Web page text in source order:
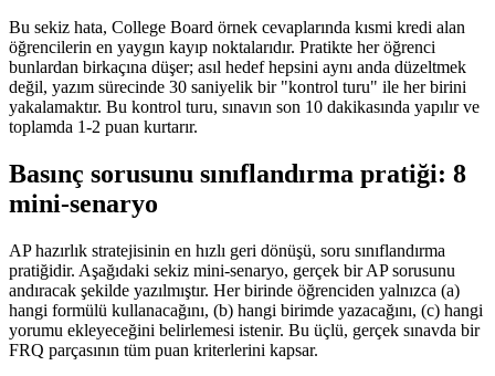
Bu sekiz hata, College Board örnek cevaplarında kısmi kredi alan
öğrencilerin en yaygın kayıp noktalarıdır. Pratikte her öğrenci
bunlardan birkaçına düşer; asıl hedef hepsini aynı anda düzeltmek
değil, yazım sürecinde 30 saniyelik bir "kontrol turu" ile her birini
yakalamaktır. Bu kontrol turu, sınavın son 10 dakikasında yapılır ve
toplamda 1-2 puan kurtarır.
Basınç sorusunu sınıflandırma pratiği: 8
mini-senaryo
AP hazırlık stratejisinin en hızlı geri dönüşü, soru sınıflandırma
pratiğidir. Aşağıdaki sekiz mini-senaryo, gerçek bir AP sorusunu
andıracak şekilde yazılmıştır. Her birinde öğrenciden yalnızca (a)
hangi formülü kullanacağını, (b) hangi birimde yazacağını, (c) hangi
yorumu ekleyeceğini belirlemesi istenir. Bu üçlü, gerçek sınavda bir
FRQ parçasının tüm puan kriterlerini kapsar.